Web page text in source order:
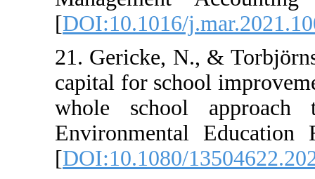
[DOI:10.1016/
21. Gericke,
capital for
whole school
Environmental
[DOI:10.1080/